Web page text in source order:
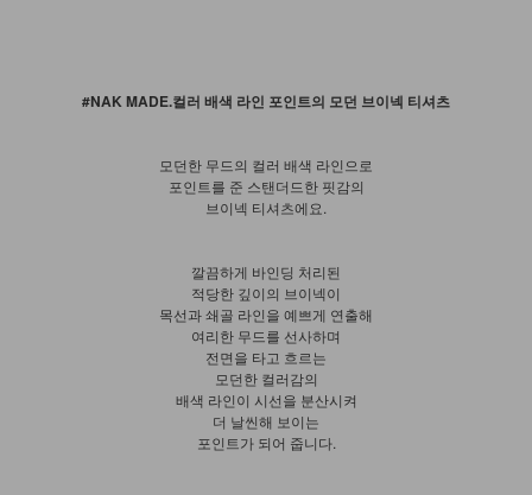
#NAK MADE.컬러 배색 라인 포인트의 모던 브이넥 티셔츠
모던한 무드의 컬러 배색 라인으로
포인트를 준 스탠더드한 핏감의
브이넥 티셔츠에요.
깔끔하게 바인딩 처리된
적당한 깊이의 브이넥이
목선과 쇄골 라인을 예쁘게 연출해
여리한 무드를 선사하며
전면을 타고 흐르는
모던한 컬러감의
배색 라인이 시선을 분산시켜
더 날씬해 보이는
포인트가 되어 줍니다.